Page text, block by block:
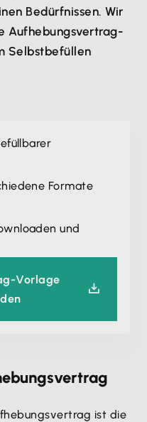
Bedürfnissen. Wir
Aufhebungsvertrag-
Selbstbefüllen
Formate
und
Vorlage
ist die